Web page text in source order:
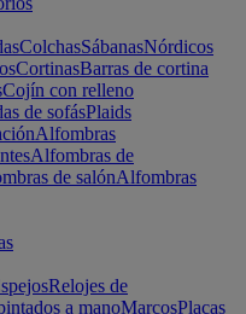
ColchasSábanasNórdicos
CortinasBarras de cortina
Cojín con relleno
de sofásPlaids
Alfombras
Alfombras de
de salónAlfombras
Relojes de
a manoMarcosPlacas